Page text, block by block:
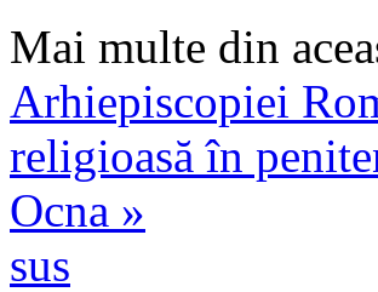
Mai multe din
Arhiepiscopiei
religioasă în
Ocna »
sus